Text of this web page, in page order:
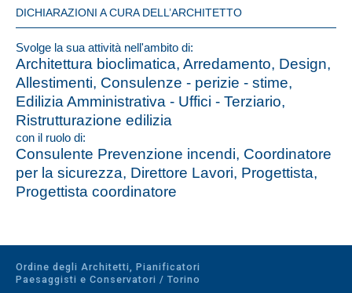
DICHIARAZIONI A CURA DELL’ARCHITETTO
Svolge la sua attività nell'ambito di:
Architettura bioclimatica, Arredamento, Design,
Allestimenti, Consulenze - perizie - stime,
Edilizia Amministrativa - Uffici - Terziario,
Ristrutturazione edilizia
con il ruolo di:
Consulente Prevenzione incendi, Coordinatore
per la sicurezza, Direttore Lavori, Progettista,
Progettista coordinatore
Ordine degli Architetti, Pianificatori
Paesaggisti e Conservatori / Torino